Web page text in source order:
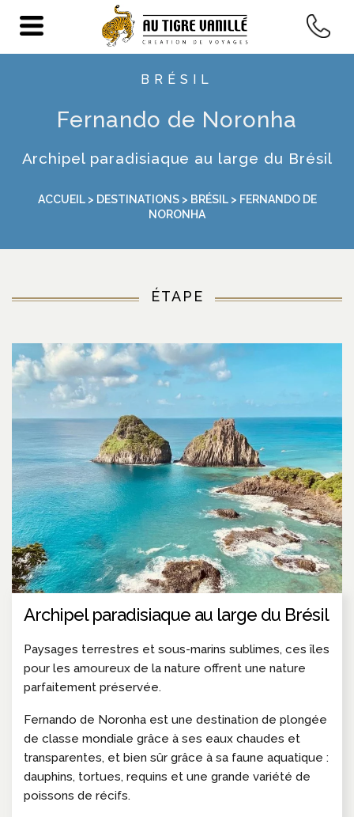
BRÉSIL
Fernando de Noronha
Archipel paradisiaque au large du Brésil
ACCUEIL> DESTINATIONS> BRÉSIL> FERNANDO DE
NORONHA
ÉTAPE
Archipel paradisiaque au large du Brésil
Paysages terrestres et sous-marins sublimes, ces îles
pour les amoureux de la nature offrent une nature
parfaitement préservée.
Fernando de Noronha est une destination de plongée
de classe mondiale grâce à ses eaux chaudes et
transparentes, et bien sûr grâce à sa faune aquatique :
dauphins, tortues, requins et une grande variété de
poissons de récifs.